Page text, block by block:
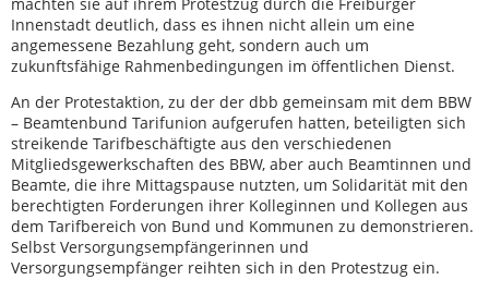
Innenstadt deutlich, dass es ihnen nicht allein um eine
angemessene Bezahlung geht, sondern auch um
zukunftsfähige Rahmenbedingungen im öffentlichen Dienst.
An der Protestaktion, zu der der dbb gemeinsam mit dem BBW
– Beamtenbund Tarifunion aufgerufen hatten, beteiligten sich
streikende Tarifbeschäftigte aus den verschiedenen
Mitgliedsgewerkschaften des BBW, aber auch Beamtinnen und
Beamte, die ihre Mittagspause nutzten, um Solidarität mit den
berechtigten Forderungen ihrer Kolleginnen und Kollegen aus
dem Tarifbereich von Bund und Kommunen zu demonstrieren.
Selbst Versorgungsempfängerinnen und
Versorgungsempfänger reihten sich in den Protestzug ein.